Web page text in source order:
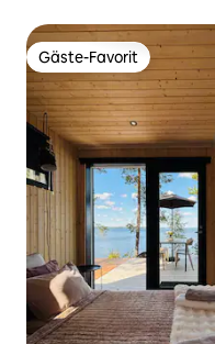
Gäste-Favorit
Gäste-Favorit